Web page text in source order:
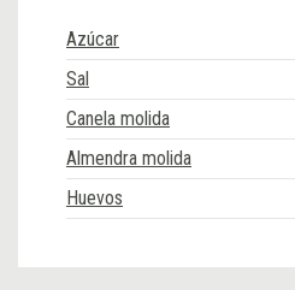
Azúcar
Sal
Canela molida
Almendra molida
Huevos